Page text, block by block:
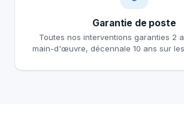
Garantie de poste
Toutes nos interventions garanties 2
main-d'œuvre, décennale 10 ans sur